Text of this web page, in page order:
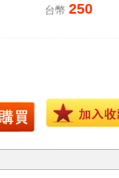
台幣 250